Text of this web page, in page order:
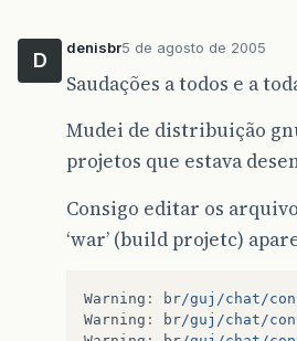
D
denisbr5 de agosto de 2005
Saudações a todos e a
Mudei de distribuição
projetos que estava
Consigo editar os
‘war’ (build projetc)
Warning : br/guj/chat/
Warning : br/guj/chat/